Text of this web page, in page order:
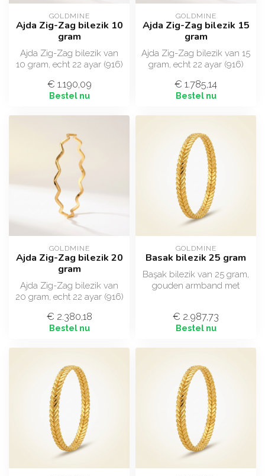
GOLDMINE
Ajda Zig-Zag bilezik 10
gram
Ajda Zig-Zag bilezik van
10 gram, echt 22 ayar (916)
z...
€ 1.190,09
Bestel nu
GOLDMINE
Ajda Zig-Zag bilezik 15
gram
Ajda Zig-Zag bilezik van 15
gram, echt 22 ayar (916)
z...
€ 1.785,14
Bestel nu
GOLDMINE
Ajda Zig-Zag bilezik 20
gram
Ajda Zig-Zag bilezik van
20 gram, echt 22 ayar (916)
me...
€ 2.380,18
Bestel nu
GOLDMINE
Basak bilezik 25 gram
Başak bilezik van 25 gram,
gouden armband met
€ 2.987,73
Bestel nu